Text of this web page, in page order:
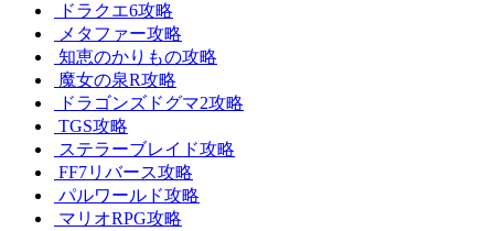
ドラクエ6攻略
メタファー攻略
知恵のかりもの攻略
魔女の泉R攻略
ドラゴンズドグマ2攻略
TGS攻略
ステラーブレイド攻略
FF7リバース攻略
パルワールド攻略
マリオRPG攻略